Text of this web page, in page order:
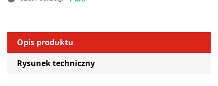
Opis produktu
Rysunek techniczny